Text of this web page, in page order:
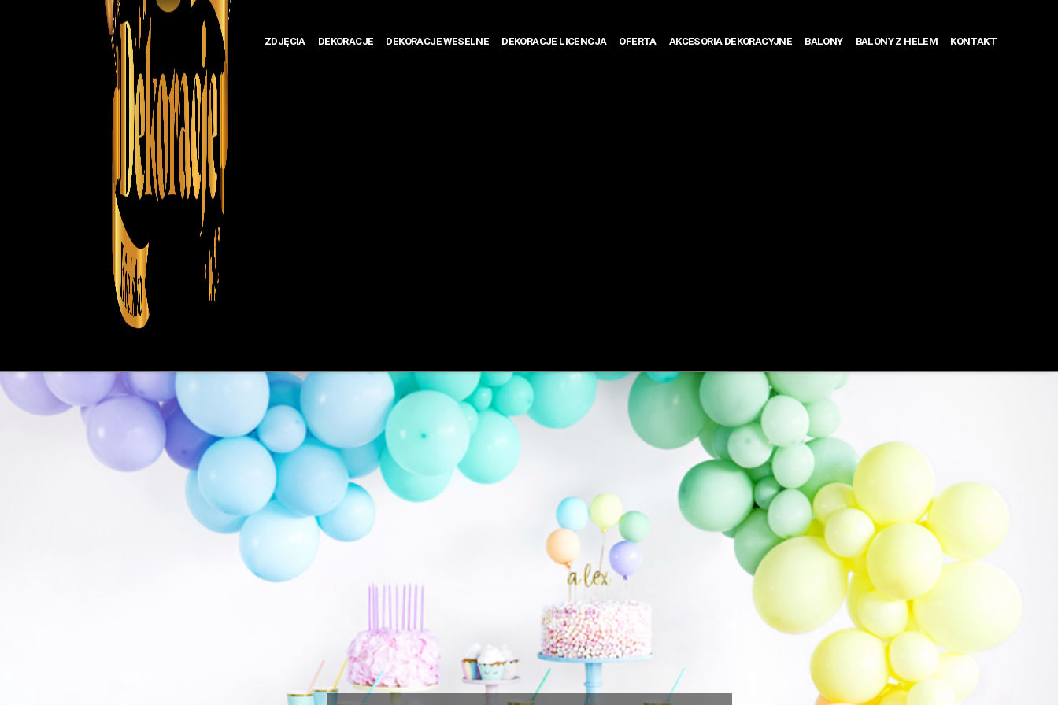
ZDJĘCIA DEKORACJE DEKORACJE WESELNE DEKORACJE LICENCJA OFERTA AKCESORIA DEKORACYJNE BALONY BALONY Z HELEM KONTAKT